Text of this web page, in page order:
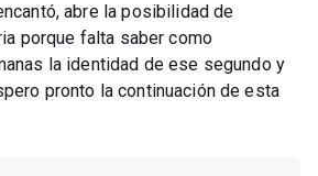
abre la posibilidad de
porque falta saber como
la identidad de ese segundo y
pronto la continuación de esta